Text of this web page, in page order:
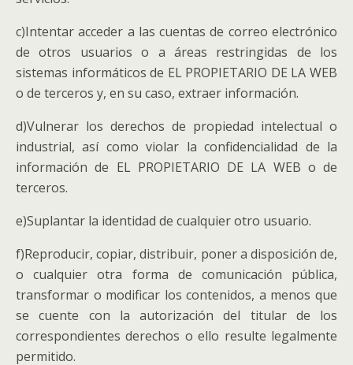
c)Intentar acceder a las cuentas de correo electrónico
de otros usuarios o a áreas restringidas de los
sistemas informáticos de EL PROPIETARIO DE LA WEB
o de terceros y, en su caso, extraer información.
d)Vulnerar los derechos de propiedad intelectual o
industrial, así como violar la confidencialidad de la
información de EL PROPIETARIO DE LA WEB o de
terceros.
e)Suplantar la identidad de cualquier otro usuario.
f)Reproducir, copiar, distribuir, poner a disposición de,
o cualquier otra forma de comunicación pública,
transformar o modificar los contenidos, a menos que
se cuente con la autorización del titular de los
correspondientes derechos o ello resulte legalmente
permitido.